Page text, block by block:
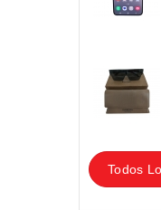
Todos